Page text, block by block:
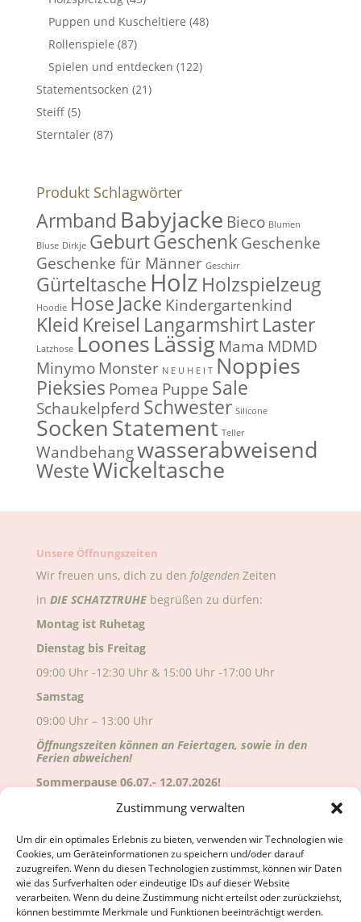
Zustimmung verwalten
Um dir ein optimales Erlebnis zu bieten, verwenden wir Technologien wie
Cookies, um Geräteinformationen zu speichern und/oder darauf
zuzugreifen. Wenn du diesen Technologien zustimmst, können wir Daten
wie das Surfverhalten oder eindeutige IDs auf dieser Website
verarbeiten. Wenn du deine Zustimmung nicht erteilst oder zurückziehst,
können bestimmte Merkmale und Funktionen beeinträchtigt werden.
Puppen und Kuscheltiere (48)
Rollenspiele (87)
Spielen und entdecken (122)
Statementsocken (21)
Steiff (5)
Sterntaler (87)
Produkt Schlagwörter
Armband Babyjacke Bieco Blumen
Bluse Dirkje GeburtGeschenk Geschenke
Geschenke für Männer Geschirr
Gürteltasche Holz Holzspielzeug
Hoodie Hose Jacke Kindergartenkind
Kleid Kreisel LangarmshirtLaster
Latzhose LoonesLässig Mama MDMD
Minymo Monster N E U H E I T Noppies
Pieksies Pomea Puppe Sale
Schaukelpferd Schwester Silicone
SockenStatement Teller
Wandbehangwasserabweisend
WesteWickeltasche
Unsere Öffnungszeiten
Wir freuen uns, dich zu den folgenden Zeiten
in DIE SCHATZTRUHEbegrüßen zu dürfen:
Montag ist Ruhetag
Dienstag bis Freitag
09:00 Uhr -12:30 Uhr & 15:00 Uhr -17:00 Uhr
Samstag
09:00 Uhr – 13:00 Uhr
Öffnungszeiten können an Feiertagen, sowie in den
Ferien abweichen!
Sommerpause 06.07.- 12.07.2026!
Alle Änderungen sind auf Google ersichtlich!